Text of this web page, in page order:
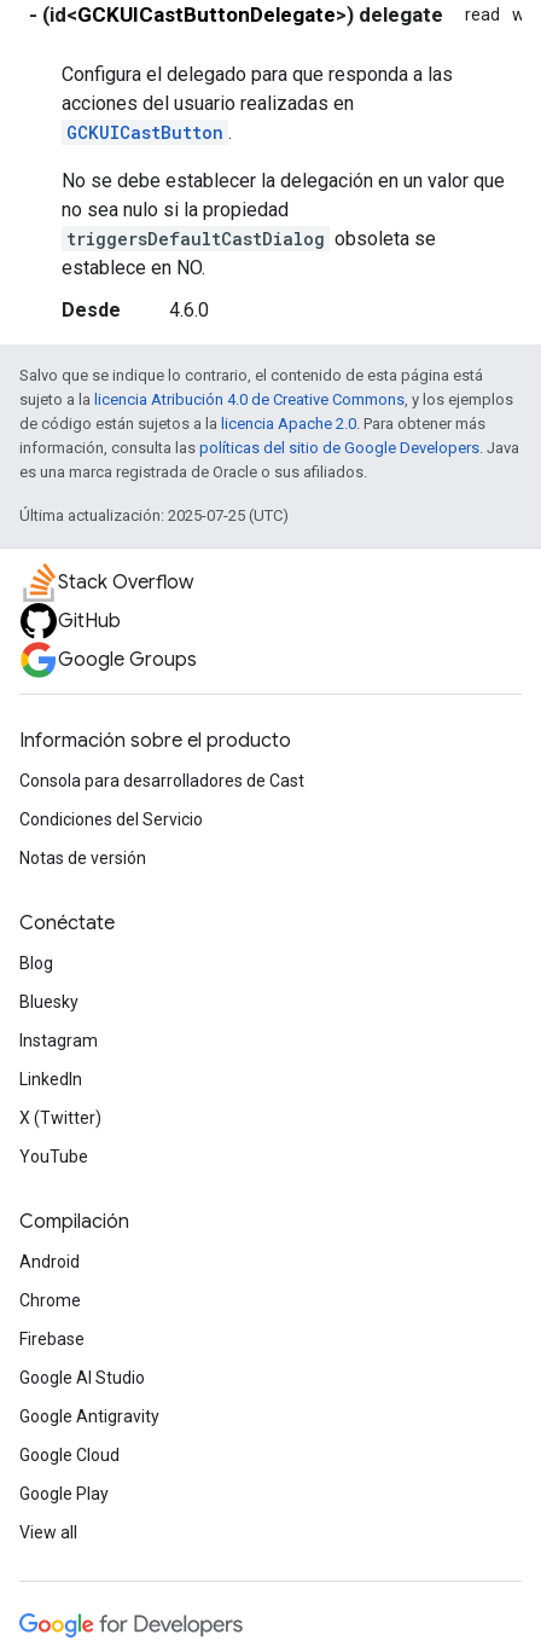
- (id<GCKUICastButtonDelegate>) delegate read
Configura el delegado para que responda a las
acciones del usuario realizadas en
GCKUICastButton .
No se debe establecer la delegación en un valor que
no sea nulo si la propiedad
triggersDefaultCastDialog obsoleta se
establece en NO.
Desde
4.6.0
Salvo que se indique lo contrario, el contenido de esta página está
sujeto a la licencia Atribución 4.0 de Creative Commons , y los ejemplos
de código están sujetos a la licencia Apache 2.0 . Para obtener más
información, consulta las políticas del sitio de Google Developers . Java
es una marca registrada de Oracle o sus afiliados.
Última actualización: 2025-07-25 (UTC)
Stack Overflow
GitHub
Google Groups
Información sobre el producto
Consola para desarrolladores de Cast
Condiciones del Servicio
Notas de versión
Conéctate
Blog
Bluesky
Instagram
LinkedIn
X (Twitter)
YouTube
Compilación
Android
Chrome
Firebase
Google AI Studio
Google Antigravity
Google Cloud
Google Play
View all